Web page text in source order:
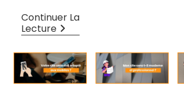
Continuer La
Lecture